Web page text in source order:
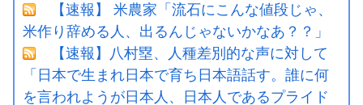
【速報】 米農家「流石にこんな値段じゃ、
米作り辞める人、出るんじゃないかなあ？？」
【速報】八村塁、人種差別的な声に対して
「日本で生まれ日本で育ち日本語話す。誰に何
を言われようが日本人、日本人であるプライド